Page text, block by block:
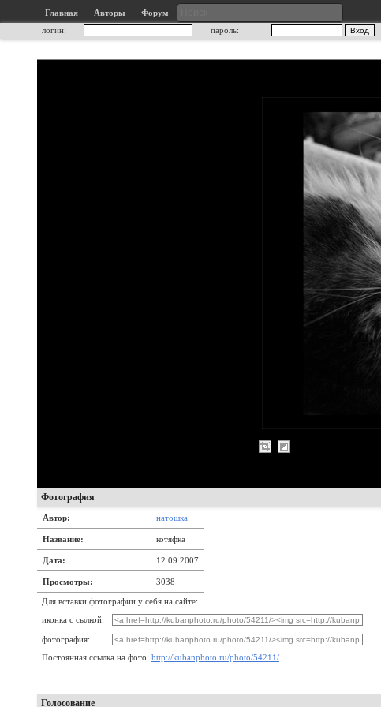
Главная Авторы
Форум
логин:
пароль:
Фотография
Автор: натошка
Название: котяфка
Дата: 12.09.2007
Просмотры: 3038
Для вставки фотографии у себя на сайте:
иконка с сылкой:
фотография:
Постоянная ссылка на фото: http://kubanphoto.ru/photo/54211/
Голосование